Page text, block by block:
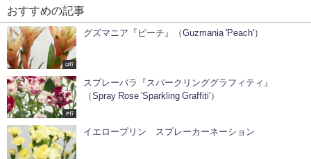
おすすめの記事
は行
グズマニア『ピーチ』（Guzmania 'Peach'）
さ行
スプレーバラ『スパークリンググラフィティ』
（Spray Rose 'Sparkling Graffiti'）
イエロープリン スプレーカーネーション